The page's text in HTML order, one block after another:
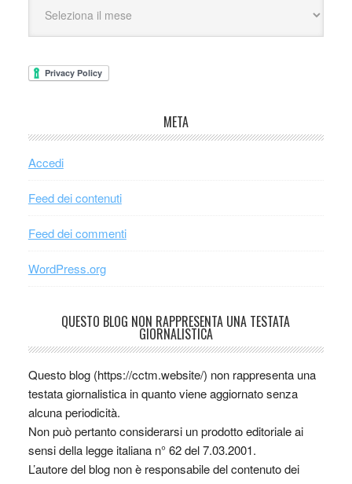
META
Accedi
Feed dei contenuti
Feed dei commenti
WordPress.org
QUESTO BLOG NON RAPPRESENTA UNA TESTATA
GIORNALISTICA
Questo blog (https://cctm.website/) non rappresenta una
testata giornalistica in quanto viene aggiornato senza
alcuna periodicità.
Non può pertanto considerarsi un prodotto editoriale ai
sensi della legge italiana n° 62 del 7.03.2001.
L’autore del blog non è responsabile del contenuto dei